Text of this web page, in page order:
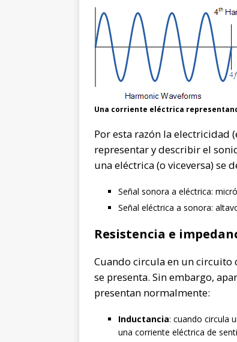
Una corriente eléctrica
Por esta razón la electricidad
representar y describir el
una eléctrica (o viceversa) se
Señal sonora a eléctrica:
Señal eléctrica a sonora:
Resistencia e
Cuando circula en un circuito
se presenta. Sin embargo,
presentan normalmente:
Inductancia: cuando circula
una corriente eléctrica de